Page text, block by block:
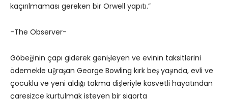
kaçırılmaması gereken bir Orwell yapıtı.”
-The Observer-
Göbeğinin çapı giderek genişleyen ve evinin taksitlerini
ödemekle uğraşan George Bowling kırk beş yaşında, evli ve
çocuklu ve yeni aldığı takma dişleriyle kasvetli hayatından
çaresizce kurtulmak isteyen bir sigorta